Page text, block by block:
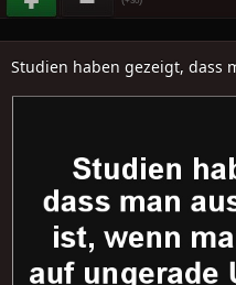
Studien haben gezeigt, dass